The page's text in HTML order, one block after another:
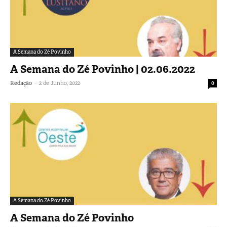
A Semana do Zé Povinho
A Semana do Zé Povinho | 02.06.2022
Redação - 2 de Junho, 2022 0
A Semana do Zé Povinho
A Semana do Zé Povinho